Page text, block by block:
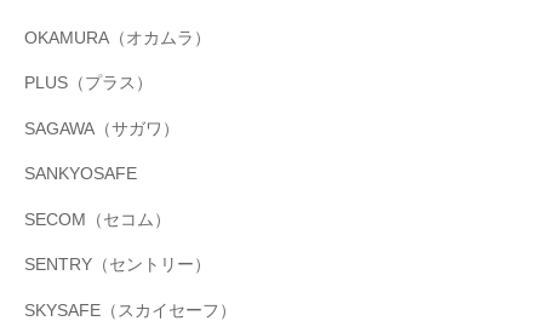
OKAMURA（オカムラ）
PLUS（プラス）
SAGAWA（サガワ）
SANKYOSAFE
SECOM（セコム）
SENTRY（セントリー）
SKYSAFE（スカイセーフ）